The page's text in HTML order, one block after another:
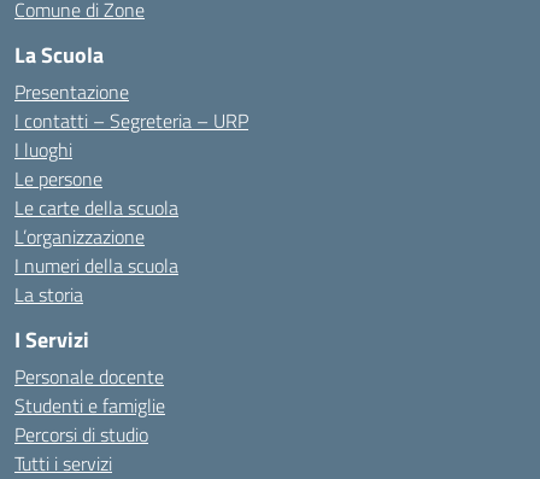
Comune di Zone
La Scuola
Presentazione
I contatti – Segreteria – URP
I luoghi
Le persone
Le carte della scuola
L’organizzazione
I numeri della scuola
La storia
I Servizi
Personale docente
Studenti e famiglie
Percorsi di studio
Tutti i servizi